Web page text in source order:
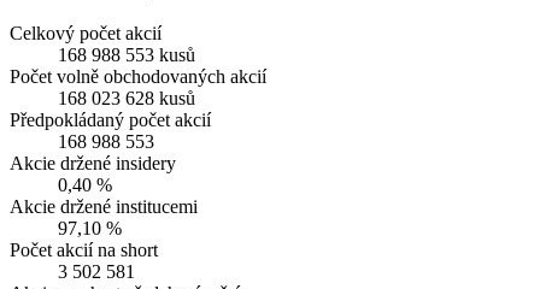
Celkový počet akcií
168 988 553 kusů
Počet volně obchodovaných akcií
168 023 628 kusů
Předpokládaný počet akcií
168 988 553
Akcie držené insidery
0,40 %
Akcie držené institucemi
97,10 %
Počet akcií na short
3 502 581